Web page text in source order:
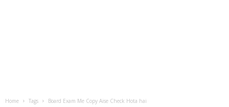
Home Tags Board Exam Me Copy Aise Check Hota hai